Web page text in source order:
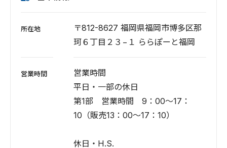
所在地
〒812-8627 福岡県福岡市博多区那
珂６丁目２３−１ ららぽーと福岡
営業時間
営業時間
平日・一部の休日
第1部 営業時間 9：00～17：
10（販売13：00～17：10）
休日・H.S.